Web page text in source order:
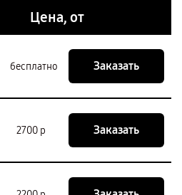
Цена, от
бесплатно Заказать
2700 р Заказать